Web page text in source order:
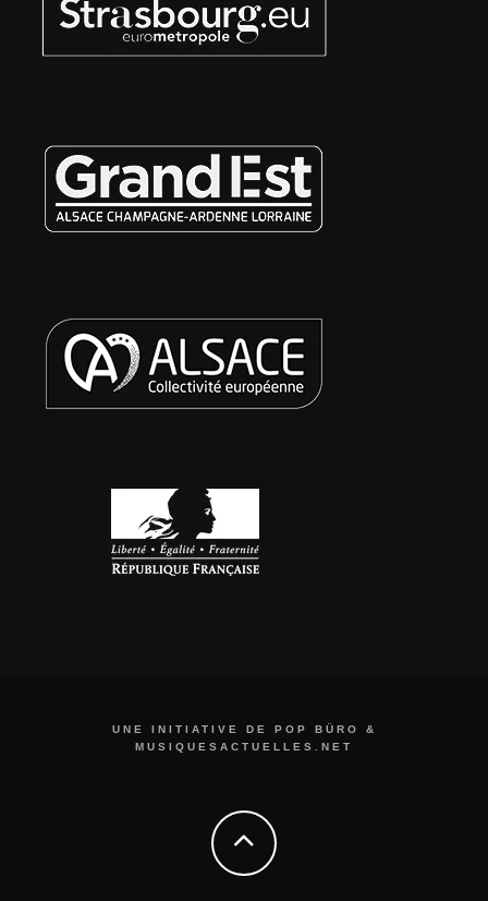
UNE INITIATIVE DE POP BÜRO &
MUSIQUESACTUELLES.NET